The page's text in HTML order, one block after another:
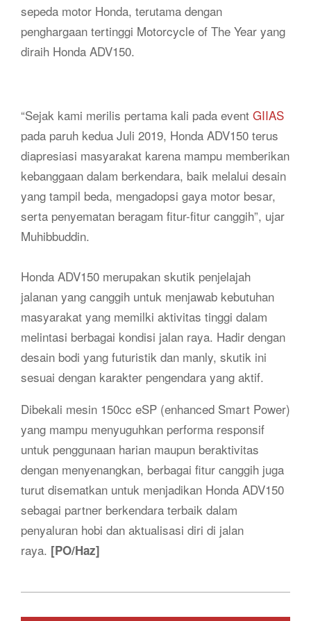
sepeda motor Honda, terutama dengan
penghargaan tertinggi Motorcycle of The Year yang
diraih Honda ADV150.
“Sejak kami merilis pertama kali pada event GIIAS
pada paruh kedua Juli 2019, Honda ADV150 terus
diapresiasi masyarakat karena mampu memberikan
kebanggaan dalam berkendara, baik melalui desain
yang tampil beda, mengadopsi gaya motor besar,
serta penyematan beragam fitur-fitur canggih”, ujar
Muhibbuddin.
Honda ADV150 merupakan skutik penjelajah
jalanan yang canggih untuk menjawab kebutuhan
masyarakat yang memilki aktivitas tinggi dalam
melintasi berbagai kondisi jalan raya. Hadir dengan
desain bodi yang futuristik dan manly, skutik ini
sesuai dengan karakter pengendara yang aktif.
Dibekali mesin 150cc eSP (enhanced Smart Power)
yang mampu menyuguhkan performa responsif
untuk penggunaan harian maupun beraktivitas
dengan menyenangkan, berbagai fitur canggih juga
turut disematkan untuk menjadikan Honda ADV150
sebagai partner berkendara terbaik dalam
penyaluran hobi dan aktualisasi diri di jalan
raya. [PO/Haz]